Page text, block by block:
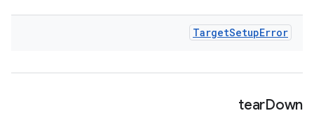
TargetSetupError
tearDown